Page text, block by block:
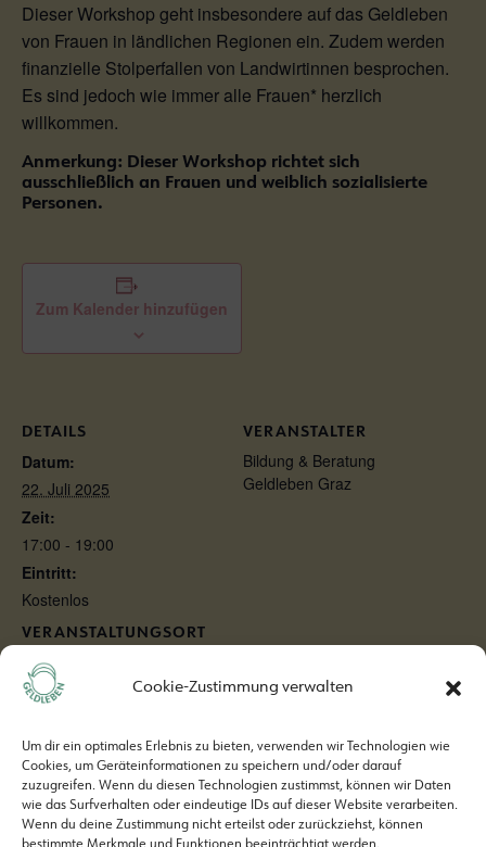
Cookie-Zustimmung verwalten
Um dir ein optimales Erlebnis zu bieten, verwenden wir Technologien wie
Cookies, um Geräteinformationen zu speichern und/oder darauf
zuzugreifen. Wenn du diesen Technologien zustimmst, können wir Daten
wie das Surfverhalten oder eindeutige IDs auf dieser Website verarbeiten.
Wenn du deine Zustimmung nicht erteilst oder zurückziehst, können
Dieser Workshop geht insbesondere auf das Geldleben
von Frauen in ländlichen Regionen ein. Zudem werden
finanzielle Stolperfallen von Landwirtinnen besprochen.
Es sind jedoch wie immer alle Frauen* herzlich
willkommen.
Anmerkung: Dieser Workshop richtet sich
ausschließlich an Frauen und weiblich sozialisierte
Personen.
Zum Kalender hinzufügen
DETAILS
Datum:
22. Juli 2025
Zeit:
17:00 - 19:00
Eintritt:
Kostenlos
VERANSTALTUNGSORT
Online-Workshop
VERANSTALTER
Bildung & Beratung
Geldleben Graz